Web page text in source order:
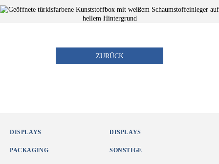
ZURÜCK
DISPLAYS DISPLAYS
PACKAGING SONSTIGE